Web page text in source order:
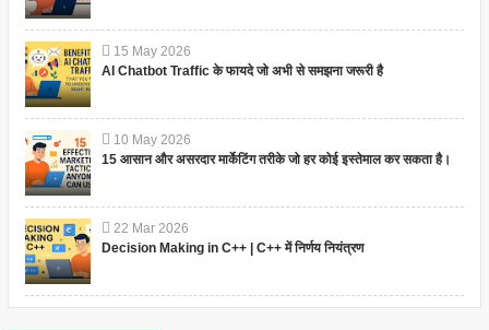
15 May 2026
AI Chatbot Traffic के फायदे जो अभी से समझना जरूरी है
10 May 2026
15 आसान और असरदार मार्केटिंग तरीके जो हर कोई इस्तेमाल कर सकता है।
22 Mar 2026
Decision Making in C++ | C++ में निर्णय नियंत्रण